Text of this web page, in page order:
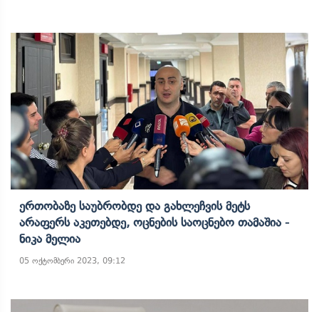
Ერთობაზე Საუბრობდე Და Გახლეჩვის Მეტს
Არაფერს Აკეთებდე, Ოცნების Საოცნებო Თამაშია -
Ნიკა Მელია
05 ოქტომბერი 2023, 09:12